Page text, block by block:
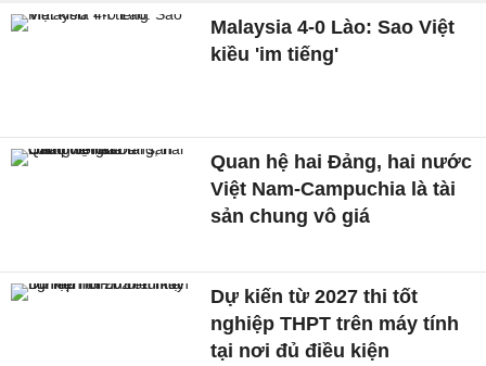
Malaysia 4-0 Lào: Sao Việt
kiều 'im tiếng'
Quan hệ hai Đảng, hai nước
Việt Nam-Campuchia là tài
sản chung vô giá ​
Dự kiến từ 2027 thi tốt
nghiệp THPT trên máy tính
tại nơi đủ điều kiện